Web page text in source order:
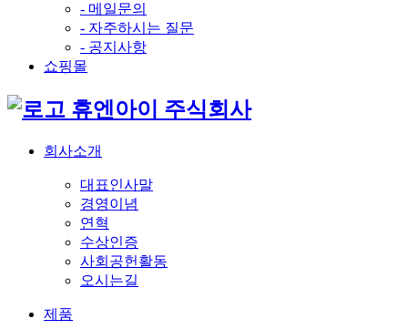
- 메일문의
- 자주하시는 질문
- 공지사항
쇼핑몰
휴엔아이 주식회사
회사소개
대표인사말
경영이념
연혁
수상인증
사회공헌활동
오시는길
제품